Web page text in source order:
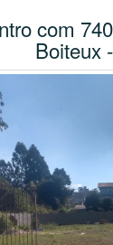
com
Boiteux -